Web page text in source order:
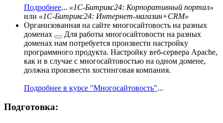
Подробнее... «1С-Битрикс24: Корпоративный портал»
или «1С-Битрикс24: Интернет-магазин+CRM»
Организованная на сайте многосайтовость на разных
доменах
Для работы многосайтовости на разных
доменах нам потребуется произвести настройку
программного продукта. Настройку веб-сервера Apache,
как и в случае с многосайтовостью на одном домене,
должна произвести хостинговая компания.
Подробнее в курсе "Многосайтовость"...
Подготовка: